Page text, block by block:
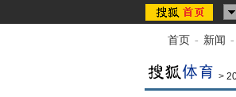
首页 - 新闻 -
>